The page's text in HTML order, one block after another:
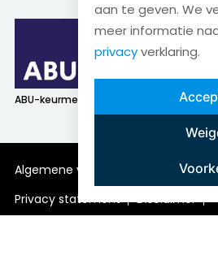
ABU-keurmerk
Algemene voorwaarden
Disclaimer
Privacy statement
aan te geven. We
meer informatie
privacyverklaring.